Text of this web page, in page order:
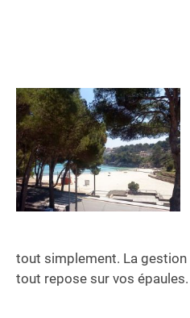
tout simplement. La gestion
tout repose sur vos épaules.